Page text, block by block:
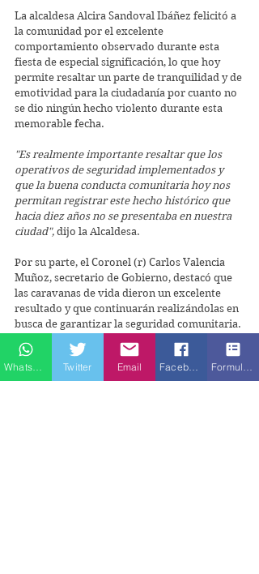
La alcaldesa Alcira Sandoval Ibáñez felicitó a
la comunidad por el excelente
comportamiento observado durante esta
fiesta de especial significación, lo que hoy
permite resaltar un parte de tranquilidad y de
emotividad para la ciudadanía por cuanto no
se dio ningún hecho violento durante esta
memorable fecha.
"Es realmente importante resaltar que los
operativos de seguridad implementados y
que la buena conducta comunitaria hoy nos
permitan registrar este hecho histórico que
hacia diez años no se presentaba en nuestra
ciudad", dijo la Alcaldesa.
Por su parte, el Coronel (r) Carlos Valencia
Muñoz, secretario de Gobierno, destacó que
las caravanas de vida dieron un excelente
resultado y que continuarán realizándolas en
busca de garantizar la seguridad comunitaria.
Etiquetas:
Ciudad Paz Atlántico CaribeSeguridad Ciudadana
Soledad
Caribe
Twitter Email